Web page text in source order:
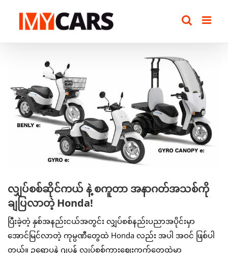
Image
လျှပ်စစ်ဆိုင်ကယ် နဲ့ စကူတာ အနာဂတ်အသစ်ကို
ချပြလာတဲ့ Honda!
ပြီးခဲ့တဲ့ နှစ်အနည်းငယ်အတွင်း လျှပ်စစ်နည်းပညာအပိုင်းမှာ
အောင်မြင်လာတဲ့ ကုမ္ပဏီတွေထဲ Honda လည်း အပါ အဝင် ဖြစ်ပါ
တယ်။ ဥရောပနဲ့ ဂျပန် လျှပ်စစ်ကားဈေးကွက်တွေထဲမှာ